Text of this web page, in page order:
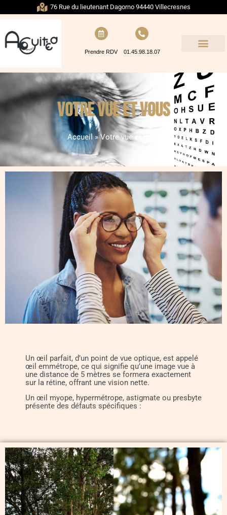
76 Rue du lieutenant Dagorno 94440 Villecresnes
Prendre RDV 01.45.98.18.07
Votre vue et vous
Accueil»Votre vue et vous
Un œil parfait, d’un point de vue optique, est appelé
œil emmétrope, ce qui signifie qu’une image vue à
une distance de 5 mètres se formera exactement
sur la rétine, offrant une vision nette.
Un œil myope, hypermétrope, astigmate ou presbyte
présente des défauts spécifiques :